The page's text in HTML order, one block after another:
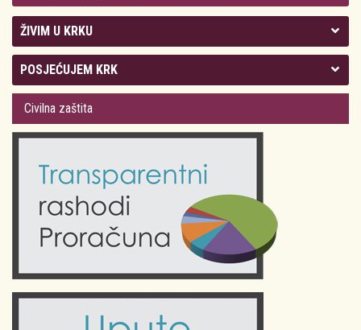
ŽIVIM U KRKU
Kolegij gradonačelnika
Gradsko vijeće
Odluke Grada Krka (Službene novine PGŽ)
Obrazovanje
Komunalne usluge
Civilni sektor (arhiva udruga)
POSJEĆUJEM KRK
Plan Grada Krka
Krk 360° VR panorama
Krk uživo
Fotogalerije
Kalendar događanja
Turistička zajednica otoka Krka
Civilna zaštita